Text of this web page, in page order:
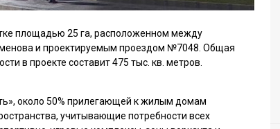
площадью 25 га, расположенном между
и проектируемым проездом №7048. Общая
в проекте составит 475 тыс. кв. метров.
около 50% прилегающей к жилым домам
учитывающие потребности всех